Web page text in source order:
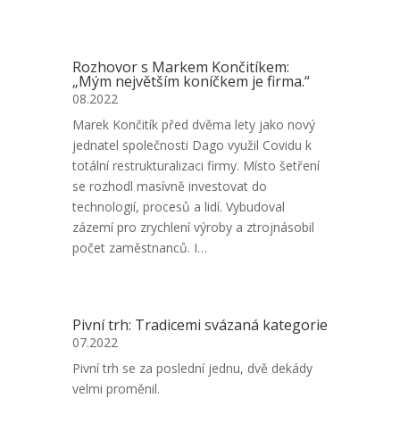
Rozhovor s Markem Končitíkem:
„Mým největším koníčkem je firma.“
08.2022
Marek Končitík před dvěma lety jako nový
jednatel společnosti Dago využil Covidu k
totální restrukturalizaci firmy. Místo šetření
se rozhodl masívně investovat do
technologií, procesů a lidí. Vybudoval
zázemí pro zrychlení výroby a ztrojnásobil
počet zaměstnanců. I…
Pivní trh: Tradicemi svázaná kategorie
07.2022
Pivní trh se za poslední jednu, dvě dekády
velmi proměnil.